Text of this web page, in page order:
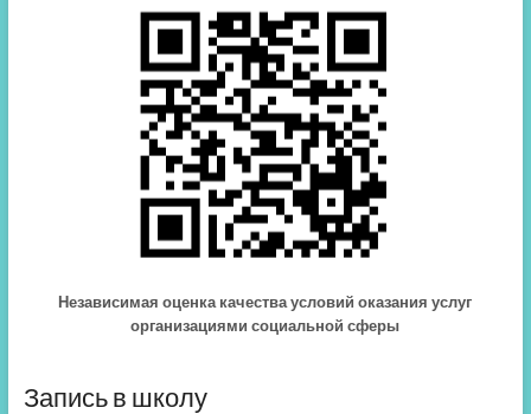
Независимая оценка качества условий оказания услуг
организациями социальной сферы
Запись в школу